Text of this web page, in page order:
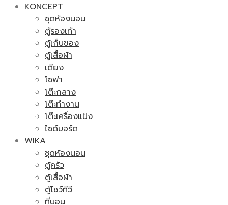
KONCEPT
ชุดห้องนอน
ตู้รองเท้า
ตู้เก็บของ
ตู้เสื้อผ้า
เตียง
โซฟา
โต๊ะกลาง
โต๊ะทำงาน
โต๊ะเครื่องแป้ง
ไซด์บอร์ด
WIKA
ชุดห้องนอน
ตู้ครัว
ตู้เสื้อผ้า
ตู้โชว์ทีวี
ที่นอน